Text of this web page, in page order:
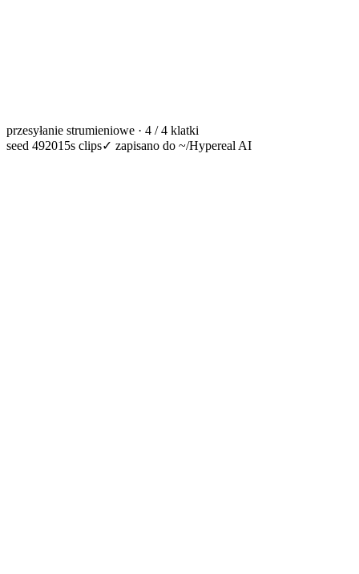
przesyłanie strumieniowe · 4 / 4 klatki
seed 49201 5s clips✓ zapisano do ~/Hypereal AI